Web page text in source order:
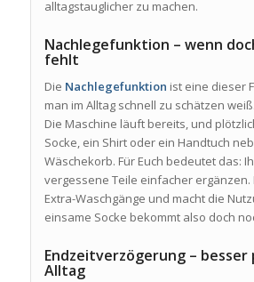
alltagstauglicher zu machen.
Nachlegefunktion – wenn
fehlt
Die Nachlegefunktion ist eine dieser
man im Alltag schnell zu schätzen
Die Maschine läuft bereits, und
Socke, ein Shirt oder ein Handtuch
Wäschekorb. Für Euch bedeutet das:
vergessene Teile einfacher ergänzen.
Extra-Waschgänge und macht die
einsame Socke bekommt also doch
Endzeitverzögerung – besser
Alltag